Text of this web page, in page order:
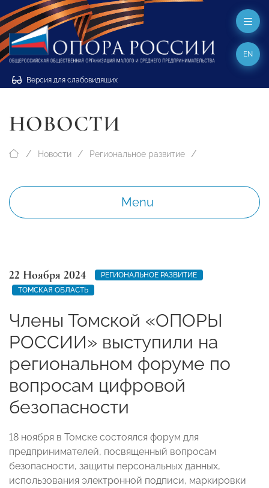
Версия для слабовидящих
EN
НОВОСТИ
Новости Региональное развитие
Menu
22 Ноября 2024
РЕГИОНАЛЬНОЕ РАЗВИТИЕ
ТОМСКАЯ ОБЛАСТЬ
Члены Томской «ОПОРЫ
РОССИИ» выступили на
региональном форуме по
вопросам цифровой
безопасности
18 ноября в Томске состоялся форум для
предпринимателей, посвященный вопросам
безопасности, защиты персональных данных,
использования электронной подписи, маркировки